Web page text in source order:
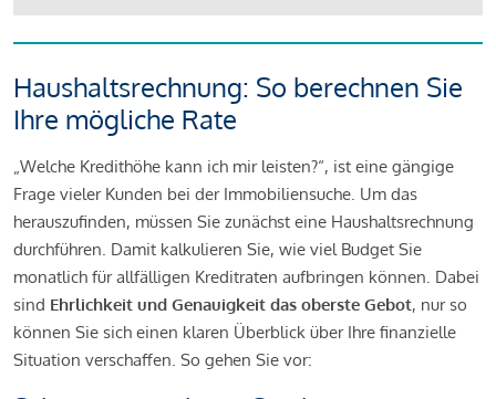
Haushaltsrechnung: So berechnen Sie
Ihre mögliche Rate
„Welche Kredithöhe kann ich mir leisten?“, ist eine gängige
Frage vieler Kunden bei der Immobiliensuche. Um das
herauszufinden, müssen Sie zunächst eine Haushaltsrechnung
durchführen. Damit kalkulieren Sie, wie viel Budget Sie
monatlich für allfälligen Kreditraten aufbringen können. Dabei
sind Ehrlichkeit und Genauigkeit das oberste Gebot, nur so
können Sie sich einen klaren Überblick über Ihre finanzielle
Situation verschaffen. So gehen Sie vor: